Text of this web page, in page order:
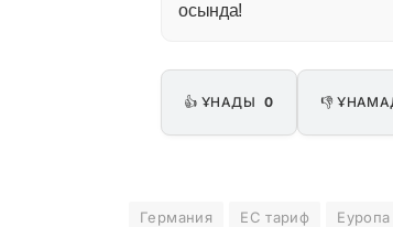
осында!
👍 ҰНАДЫ 0 👎
Германия ЕС тариф